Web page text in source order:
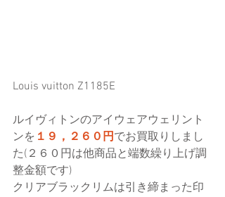
Louis vuitton Z1185E
ルイヴィトンのアイウェアウェリント
ンを １９，２６０円でお買取りしまし
た(２６０円は他商品と端数繰り上げ調
整金額です)
クリアブラックリムは引き締まった印